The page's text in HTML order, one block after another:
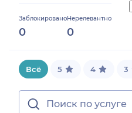
Заблокировано
0
Нерелевантно
0
12.5%
Всё 5 4 3